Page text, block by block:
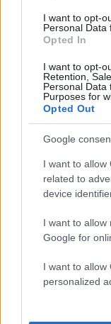
I want to opt-
Personal Data
Opted In
I want to opt-
Retention,
Personal Data
Purposes for
Opted Out
Google
I want to allow
related to
device
I want to allow
Google for
I want to allow
personalized
πήχη στην
ο
κλειδώνει το
νοικοκυριά
δύο στα δύο
κορυφή του
παραιτήσεις
πολεοδομιών